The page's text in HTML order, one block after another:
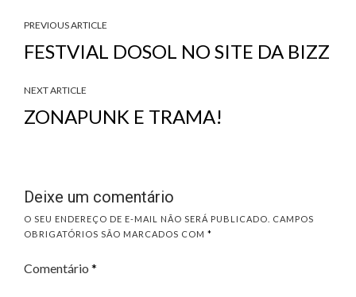
PREVIOUS ARTICLE
FESTVIAL DOSOL NO SITE DA BIZZ
NEXT ARTICLE
ZONAPUNK E TRAMA!
Deixe um comentário
O SEU ENDEREÇO DE E-MAIL NÃO SERÁ PUBLICADO.
CAMPOS
OBRIGATÓRIOS SÃO MARCADOS COM *
Comentário *